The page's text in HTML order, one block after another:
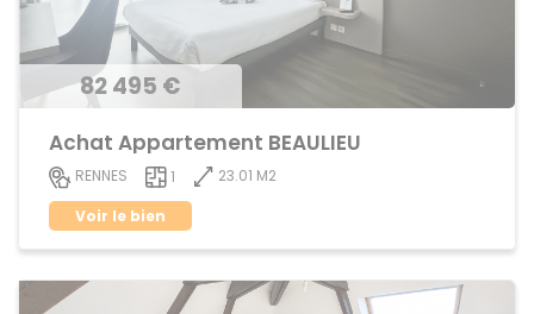
82 495 €
Achat Appartement BEAULIEU
RENNES 1
23.01 M2
Voir le bien